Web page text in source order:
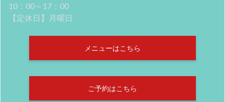
10：00～17：00
【定休日】月曜日
メニューはこちら
ご予約はこちら